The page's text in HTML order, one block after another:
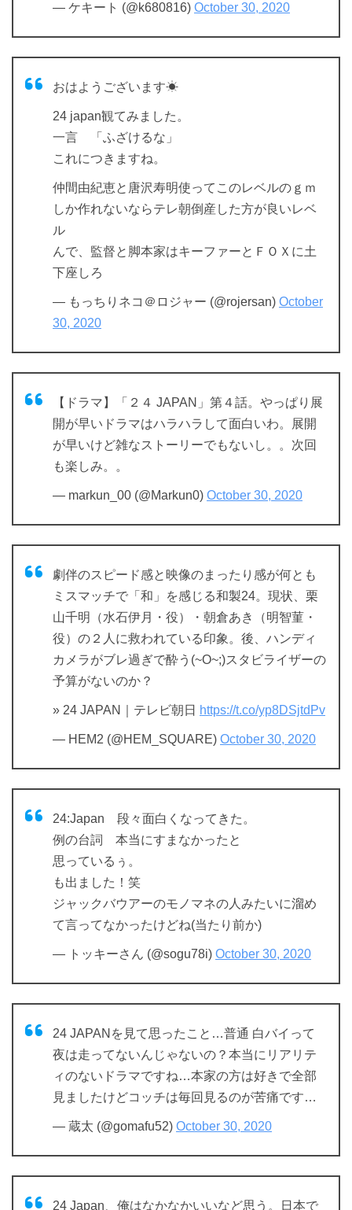
— ケキート (@k680816) October 30, 2020
おはようございます☀
24 japan観てみました。
一言 「ふざけるな」
これにつきますね。
仲間由紀恵と唐沢寿明使ってこのレベルのｇｍ
しか作れないならテレ朝倒産した方が良いレベ
ル
んで、監督と脚本家はキーファーとＦＯＸに土
下座しろ
— もっちりネコ＠ロジャー (@rojersan) October
30, 2020
【ドラマ】「２４ JAPAN」第４話。やっぱり展
開が早いドラマはハラハラして面白いわ。展開
が早いけど雑なストーリーでもないし。。次回
も楽しみ。。
— markun_00 (@Markun0) October 30, 2020
劇伴のスピード感と映像のまったり感が何とも
ミスマッチで「和」を感じる和製24。現状、栗
山千明（水石伊月・役）・朝倉あき（明智菫・
役）の２人に救われている印象。後、ハンディ
カメラがブレ過ぎで酔う(~O~;)スタビライザーの
予算がないのか？
» 24 JAPAN｜テレビ朝日 https://t.co/yp8DSjtdPv
— HEM2 (@HEM_SQUARE) October 30, 2020
24:Japan 段々面白くなってきた。
例の台詞 本当にすまなかったと
思っているぅ。
も出ました！笑
ジャックバウアーのモノマネの人みたいに溜め
て言ってなかったけどね(当たり前か)
— トッキーさん (@sogu78i) October 30, 2020
24 JAPANを見て思ったこと…普通 白バイって
夜は走ってないんじゃないの？本当にリアリテ
ィのないドラマですね…本家の方は好きで全部
見ましたけどコッチは毎回見るのが苦痛です…
— 蔵太 (@gomafu52) October 30, 2020
24 Japan、俺はなかなかいいなど思う。日本で